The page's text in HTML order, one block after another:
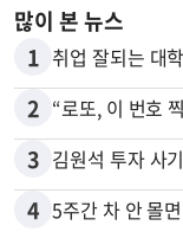
많이 본 뉴스
1 취업 잘되는 대
2 “로또, 이 번호
3 김원석 투자 사
4 5주간 차 안 몰